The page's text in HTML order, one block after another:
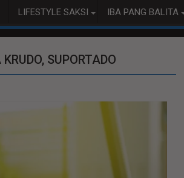
LIFESTYLE SAKSI IBA PANG BALITA
SUPORTADO